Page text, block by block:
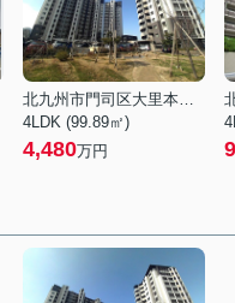
北九州市門司区大里本町３丁目
4LDK (99.89㎡)
4,480万円